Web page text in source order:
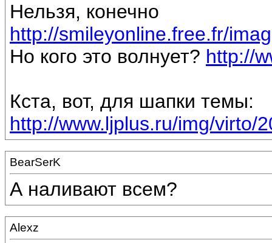
Нельзя, конечно
http://smileyonline.free.fr/
Но кого это волнует? http://
Кста, вот, для шапки темы:
http://www.ljplus.ru/img/virto/
BearSerK
А наливают всем?
Alexz